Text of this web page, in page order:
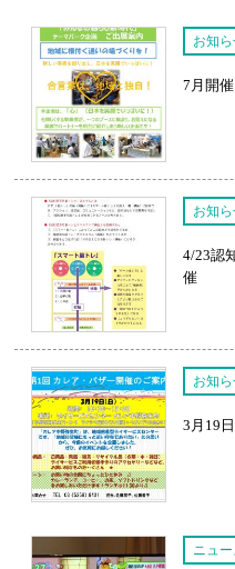
お知
7月開
お知
4/23認
催
お知
3月19
ニュ